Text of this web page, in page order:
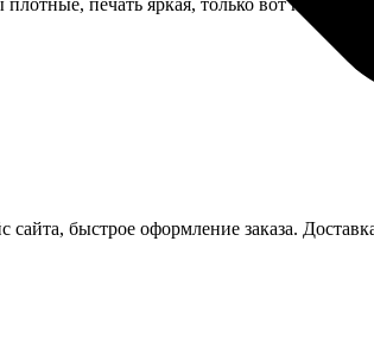
печать яркая, только вот
быстрое оформление заказа.